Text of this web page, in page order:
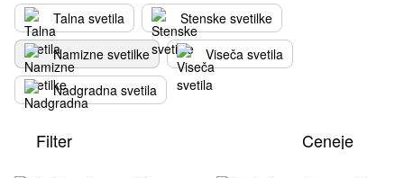
Talna svetila
Stenske svetilke
Namizne svetilke
Viseča svetila
Nadgradna svetila
Filter Ceneje